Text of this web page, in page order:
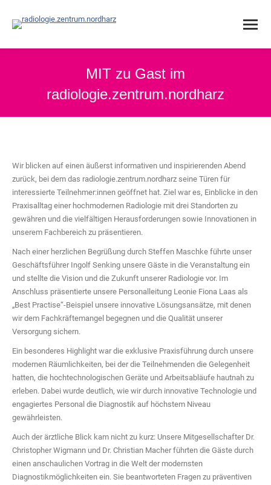
MIT zu Gast im
radiologie.zentrum.nordharz
Wir blicken auf einen äußerst informativen und inspirierenden Abend
zurück, bei dem das radiologie.zentrum.nordharz seine Türen für
interessierte Teilnehmer:innen geöffnet hat. Ziel war es, Einblicke in den
Praxisalltag einer hochmodernen Radiologie mit drei Standorten zu
gewähren und die vielfältigen Herausforderungen sowie Innovationen in
unserem Fachbereich zu präsentieren.
Nach einer herzlichen Begrüßung durch Steffen Maschke führte unser
Geschäftsführer Ingolf Senking unsere Gäste in die Veranstaltung ein
und stellte die Vision und die Zukunft unserer Radiologie vor. Im
Anschluss präsentierte unsere Personalleitung Leonie Fiona Laas als
„Best Practise“-Beispiel unsere innovative Lösungsansätze, mit denen
wir dem Fachkräftemangel begegnen und die Qualität unserer
Versorgung sichern.
Ein besonderes Highlight war die exklusive Praxisführung durch unsere
modernen Räumlichkeiten, bei der die Teilnehmenden die Gelegenheit
hatten, die hochtechnologischen Geräte und Arbeitsabläufe hautnah zu
erleben. Dabei wurde deutlich, wie wir durch innovative Technologie und
engagiertes Personal die Diagnostik auf höchstem Niveau
gewährleisten.
Auch der ärztliche Blick kam nicht zu kurz: Unsere Mitgesellschafter Dr.
Christopher Wigmann und Dr. Christian Macher führten die Gäste durch
einen anschaulichen Vortrag in die Welt der modernsten
Diagnostikmöglichkeiten ein. Sie beantworteten Fragen zu präventiven